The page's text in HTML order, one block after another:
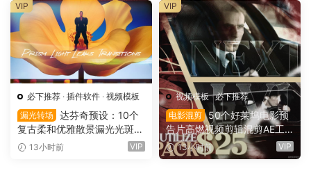
必下推荐 · 插件软件 · 视频模板
漏光转场 达芬奇预设：10个
复古柔和优雅散景漏光光斑划
痕纹理叠加4K无缝转场过渡
13小时前 VIP
VIP
视频模板·必下推荐
电影混剪
50个好莱坞电影预
告片高燃视频剪辑混剪AE工
程项目文件+AE预设+叠加层
+视频教程 UTILIZE NEXTLV
13小时前 VIP
VIP